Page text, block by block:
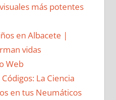
más potentes
en Albacete |
vidas
Web
La Ciencia
en tus Neumáticos